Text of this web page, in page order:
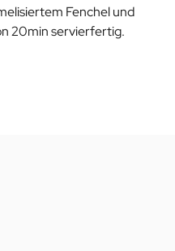
Fenchel und
20min servierfertig.